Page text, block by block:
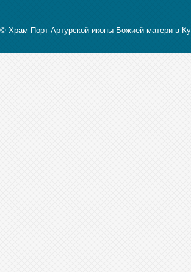
© Храм Порт-Артурской иконы Божией матери в